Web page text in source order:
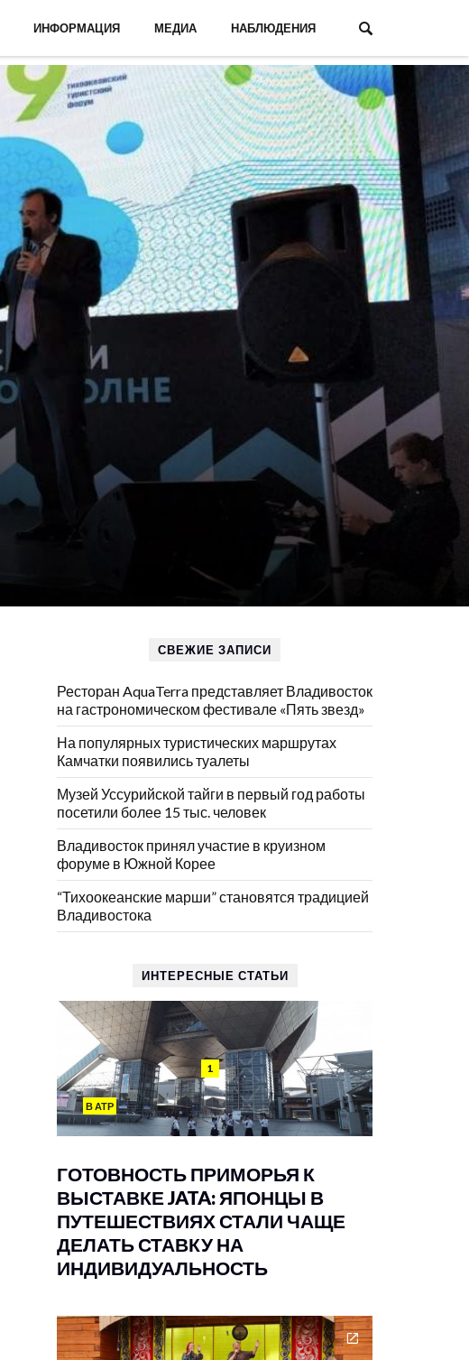
ИНФОРМАЦИЯ МЕДИА НАБЛЮДЕНИЯ
СВЕЖИЕ ЗАПИСИ
Ресторан AquaTerra представляет Владивосток
на гастрономическом фестивале «Пять звезд»
На популярных туристических маршрутах
Камчатки появились туалеты
Музей Уссурийской тайги в первый год работы
посетили более 15 тыс. человек
Владивосток принял участие в круизном
форуме в Южной Корее
“Тихоокеанские марши” становятся традицией
Владивостока
ИНТЕРЕСНЫЕ СТАТЬИ
1
В АТР
ГОТОВНОСТЬ ПРИМОРЬЯ К
ВЫСТАВКЕ JATA: ЯПОНЦЫ В
ПУТЕШЕСТВИЯХ СТАЛИ ЧАЩЕ
ДЕЛАТЬ СТАВКУ НА
ИНДИВИДУАЛЬНОСТЬ